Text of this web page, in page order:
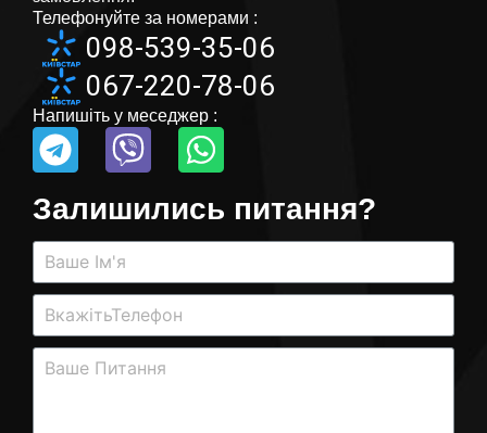
Телефонуйте за номерами :
098-539-35-06
067-220-78-06
Напишіть у меседжер :
Залишились питання?